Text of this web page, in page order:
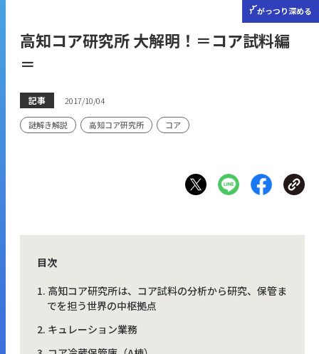
がっつり深める
高知コア研究所 大解明！＝コア試料編
＝
記事 2017/10/04
謎解き解説 高知コア研究所 コア
目次
高知コア研究所は、コア試料の分析から研究、保管ま
でを担う世界の中枢拠点
キュレーション業務